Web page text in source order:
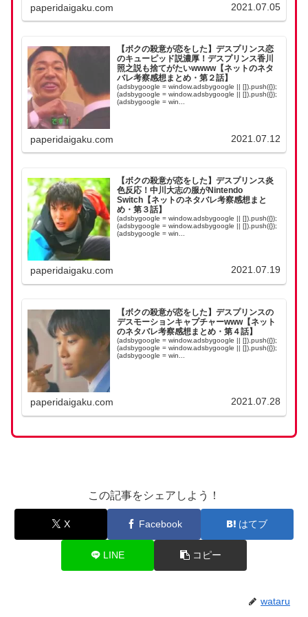
paperidaigaku.com 2021.07.05
【ボクの殺意が恋をした】デスプリンス恋
のキューピッド説濃厚！デスプリンス香川
照之説も捨てがたいwwww【ネットのネタ
バレ考察感想まとめ・第２話】
(adsbygoogle = window.adsbygoogle || []).push({});
(adsbygoogle = window.adsbygoogle || []).push({});
(adsbygoogle = win...
paperidaigaku.com 2021.07.12
【ボクの殺意が恋をした】デスプリンス炎
色反応！中川大志の服がNintendo
Switch【ネットのネタバレ考察感想まと
め・第３話】
(adsbygoogle = window.adsbygoogle || []).push({});
(adsbygoogle = window.adsbygoogle || []).push({});
(adsbygoogle = win...
paperidaigaku.com 2021.07.19
【ボクの殺意が恋をした】デスプリンスの
デスモーションキャプチャーwww【ネット
のネタバレ考察感想まとめ・第４話】
(adsbygoogle = window.adsbygoogle || []).push({});
(adsbygoogle = window.adsbygoogle || []).push({});
(adsbygoogle = win...
paperidaigaku.com 2021.07.28
この記事をシェアしよう！
X Facebook はてブ
LINE コピー
wataru